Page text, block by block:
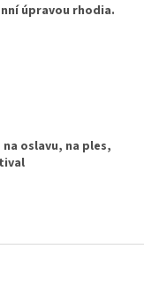
úpravou rhodia.
oslavu, na ples,